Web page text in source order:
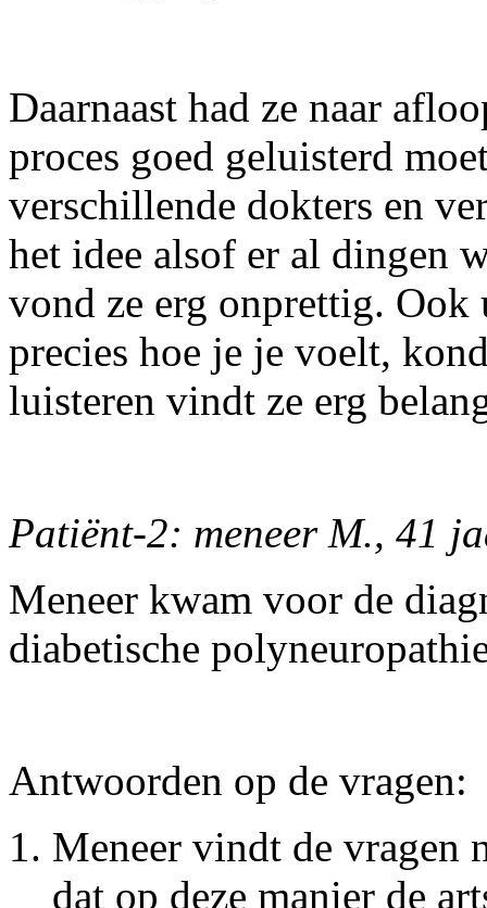
Daarnaast had ze naar
proces goed geluisterd
verschillende dokters en
het idee alsof er al dingen
vond ze erg onprettig.
precies hoe je je voelt,
luisteren vindt ze erg
Patiënt-2: meneer M., 41
Meneer kwam voor de
diabetische
Antwoorden op de vragen:
Meneer vindt de
dat op deze manier de